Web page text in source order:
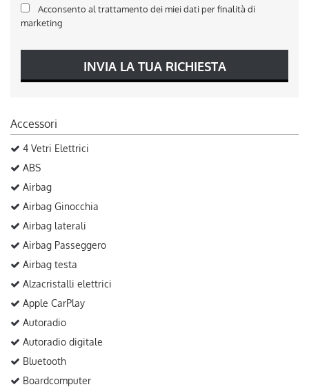
Acconsento al trattamento dei miei dati per finalità di
marketing
INVIA LA TUA RICHIESTA
Accessori
4 Vetri Elettrici
ABS
Airbag
Airbag Ginocchia
Airbag laterali
Airbag Passeggero
Airbag testa
Alzacristalli elettrici
Apple CarPlay
Autoradio
Autoradio digitale
Bluetooth
Boardcomputer